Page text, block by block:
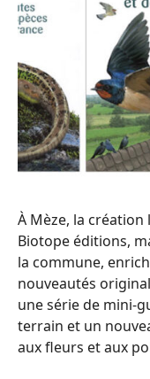
À Mèze, la
Biotope éditions,
la commune,
nouveautés
une série de mini-
terrain et un
aux fleurs et aux